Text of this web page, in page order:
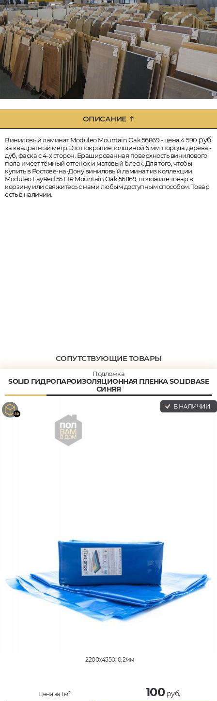
ОПИСАНИЕ
Виниловый ламинат Moduleo Mountain Oak 56869 - цена 4 590 руб.
за квадратный метр. Это покрытие толщиной 6 мм, порода дерева -
дуб, фаска с 4-х сторон. Брашированная поверхность винилового
пола имеет тёмный оттенок и матовый блеск. Для того, чтобы
купить в Ростове-на-Дону виниловый ламинат из коллекции
Moduleo LayRed 55 EIR Mountain Oak 56869, положите товар в
корзину или свяжитесь с нами любым доступным способом. Товар
есть в наличии.
СОПУТСТВУЮЩИЕ ТОВАРЫ
Подложка
SOLID ГИДРОПАРОИЗОЛЯЦИОННАЯ ПЛЕНКА SOLIDBASE
СИНЯЯ
В НАЛИЧИИ
2200x4550, 0,2мм
Цена за 1 м² 100руб.